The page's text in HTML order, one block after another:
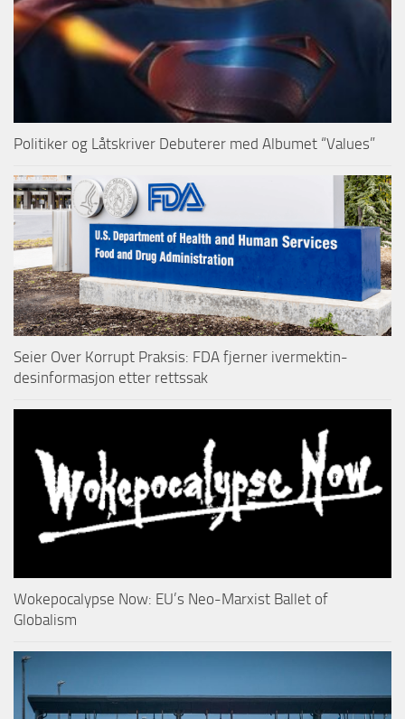
Politiker og Låtskriver Debuterer med Albumet “Values”
Seier Over Korrupt Praksis: FDA fjerner ivermektin-
desinformasjon etter rettssak
Wokepocalypse Now: EU’s Neo-Marxist Ballet of
Globalism